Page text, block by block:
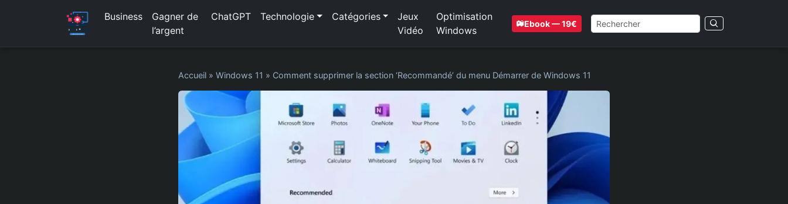
Business
Gagner de
l’argent
ChatGPT Technologie Catégories
Jeux
Vidéo
Optimisation
Windows
Ebook — 19€
Accueil » Windows 11 » Comment supprimer la section ‘Recommandé’ du menu Démarrer de Windows 11